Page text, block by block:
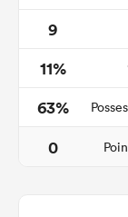
9
11%
63%
0